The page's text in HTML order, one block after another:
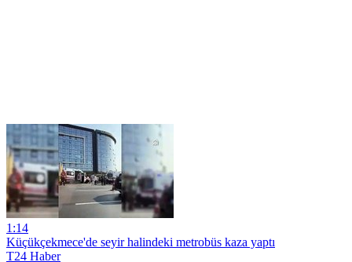
1:14
Küçükçekmece'de seyir halindeki metrobüs kaza yaptı
T24 Haber